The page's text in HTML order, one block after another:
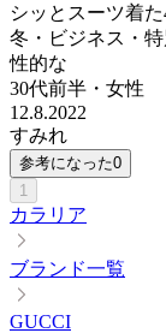
シッとスーツ着
冬・ビジネス・
性的な
30代前半 ・ 女性
12.8.2022
すみれ
参考になった0
1
カラリア
ブランド一覧
GUCCI